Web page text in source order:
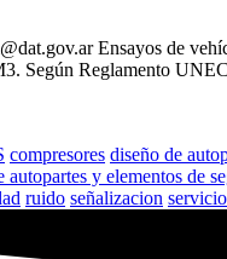
Ensayos de
Según Reglamento
compresores diseño de
y elementos de
ruido señalizacion